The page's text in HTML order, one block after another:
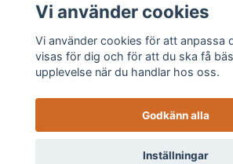
Sociala medier
© 2026 Backes LjudPowered by
Vi använder cookies
Vi använder cookies för att anpassa
visas för dig och för att du ska få
upplevelse när du handlar hos oss.
Godkänn alla
Inställningar